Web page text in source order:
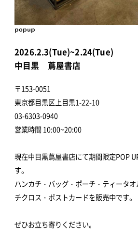
popup
2026.2.3(Tue)~2.24(Tue)
中目黒 蔦屋書店
〒153-0051
東京都目黒区上目黒1-22-10
03-6303-0940
営業時間 10:00~20:00
現在中目黒蔦屋書店にて期間限定POP
す。
ハンカチ・バッグ・ポーチ・ティータ
チクロス・ポストカードを販売中です。
ぜひお立ち寄りください。